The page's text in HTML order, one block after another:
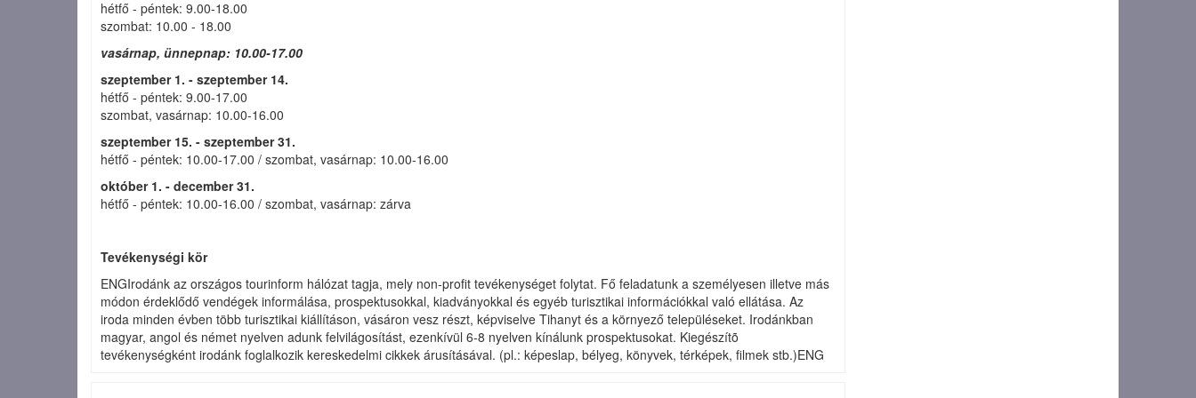
hétfő - péntek: 9.00-18.00
szombat: 10.00 - 18.00
vasárnap, ünnepnap: 10.00-17.00
szeptember 1. - szeptember 14.
hétfő - péntek: 9.00-17.00
szombat, vasárnap: 10.00-16.00
szeptember 15. - szeptember 31.
hétfő - péntek: 10.00-17.00 / szombat, vasárnap: 10.00-16.00
október 1. - december 31.
hétfő - péntek: 10.00-16.00 / szombat, vasárnap: zárva
Tevékenységi kör
ENGIrodánk az országos tourinform hálózat tagja, mely non-profit tevékenységet folytat. Fő feladatunk a személyesen illetve más
módon érdeklődő vendégek informálása, prospektusokkal, kiadványokkal és egyéb turisztikai információkkal való ellátása. Az
iroda minden évben több turisztikai kiállításon, vásáron vesz részt, képviselve Tihanyt és a környező településeket. Irodánkban
magyar, angol és német nyelven adunk felvilágosítást, ezenkívül 6-8 nyelven kínálunk prospektusokat. Kiegészítõ
tevékenységként irodánk foglalkozik kereskedelmi cikkek árusításával. (pl.: képeslap, bélyeg, könyvek, térképek, filmek stb.)ENG